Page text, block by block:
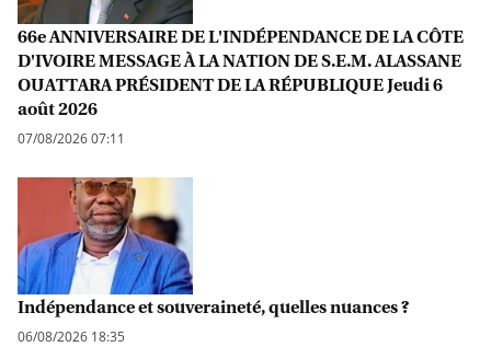
66e ANNIVERSAIRE DE L'INDÉPENDANCE DE LA CÔTE
D'IVOIRE MESSAGE À LA NATION DE S.E.M. ALASSANE
OUATTARA PRÉSIDENT DE LA RÉPUBLIQUE Jeudi 6
août 2026
07/08/2026 07:11
Indépendance et souveraineté, quelles nuances ?
06/08/2026 18:35